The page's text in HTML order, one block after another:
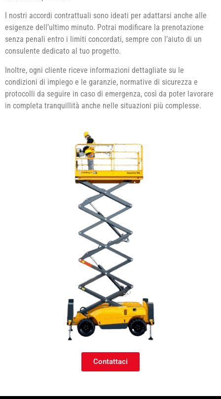
I nostri accordi contrattuali sono ideati per adattarsi anche alle
esigenze dell’ultimo minuto. Potrai modificare la prenotazione
senza penali entro i limiti concordati, sempre con l’aiuto di un
consulente dedicato al tuo progetto.
Inoltre, ogni cliente riceve informazioni dettagliate su le
condizioni di impiego e le garanzie, normative di sicurezza e
protocolli da seguire in caso di emergenza, così da poter lavorare
in completa tranquillità anche nelle situazioni più complesse.
Contattaci